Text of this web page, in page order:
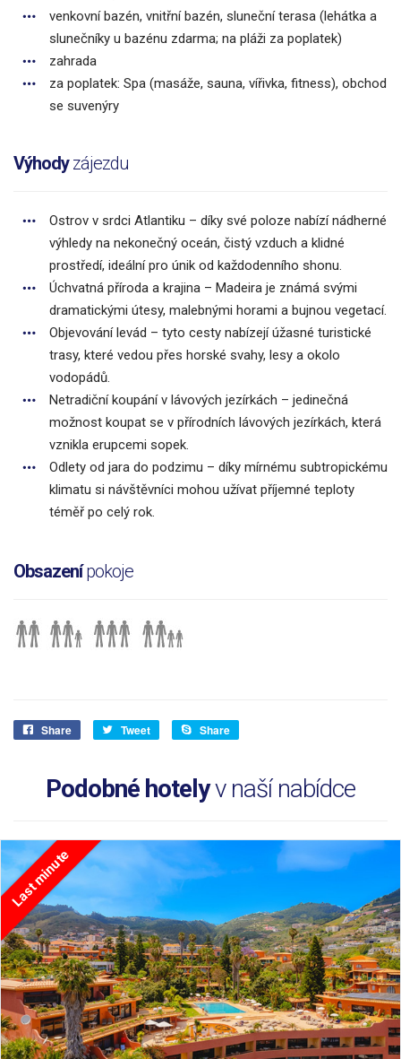
venkovní bazén, vnitřní bazén, sluneční terasa (lehátka a
slunečníky u bazénu zdarma; na pláži za poplatek)
zahrada
za poplatek: Spa (masáže, sauna, vířivka, fitness), obchod
se suvenýry
Výhodyzájezdu
Ostrov v srdci Atlantiku – díky své poloze nabízí nádherné
výhledy na nekonečný oceán, čistý vzduch a klidné
prostředí, ideální pro únik od každodenního shonu.
Úchvatná příroda a krajina – Madeira je známá svými
dramatickými útesy, malebnými horami a bujnou vegetací.
Objevování levád – tyto cesty nabízejí úžasné turistické
trasy, které vedou přes horské svahy, lesy a okolo
vodopádů.
Netradiční koupání v lávových jezírkách – jedinečná
možnost koupat se v přírodních lávových jezírkách, která
vznikla erupcemi sopek.
Odlety od jara do podzimu – díky mírnému subtropickému
klimatu si návštěvníci mohou užívat příjemné teploty
téměř po celý rok.
Obsazenípokoje
Share Tweet Share
Podobné hotelyv naší nabídce
Last minute